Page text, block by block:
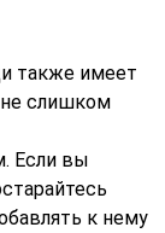
также имеет
слишком
Если вы
к нему